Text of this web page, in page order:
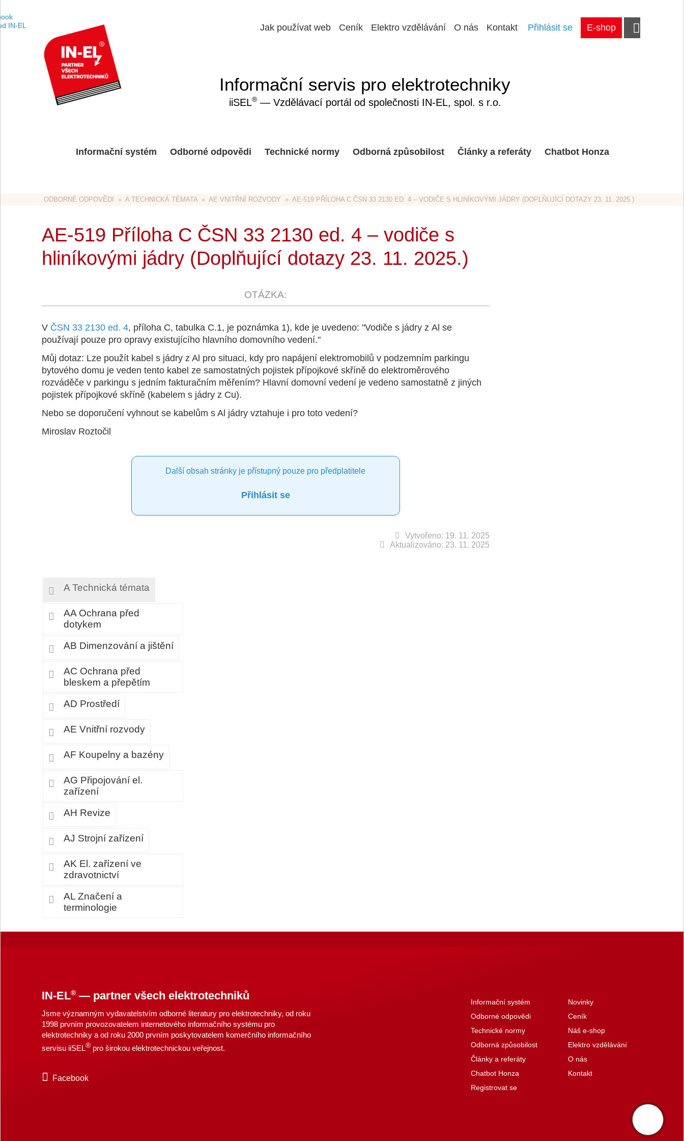
Přihlásit se E-shop
Jak používat web Ceník Elektro vzdělávání O nás Kontakt
Informační servis pro elektrotechniky
iiSEL®— Vzdělávací portál od společnosti IN-EL, spol. s r.o.
Informační systém Odborné odpovědi Technické normy Odborná způsobilost Články a referáty Chatbot Honza
ODBORNÉ ODPOVĚDI
  »
A TECHNICKÁ TÉMATA
  »
AE VNITŘNÍ ROZVODY
  »  AE-519 PŘÍLOHA C ČSN 33 2130 ED. 4 – VODIČE S HLINÍKOVÝMI JÁDRY (DOPLŇUJÍCÍ DOTAZY 23. 11. 2025.)
AE-519 Příloha C ČSN 33 2130 ed. 4 – vodiče s
hliníkovými jádry (Doplňující dotazy 23. 11. 2025.)
V ČSN 33 2130 ed. 4, příloha C, tabulka C.1, je poznámka 1), kde je uvedeno: "Vodiče s jádry z Al se
používají pouze pro opravy existujícího hlavního domovního vedení."
Můj dotaz: Lze použít kabel s jádry z Al pro situaci, kdy pro napájení elektromobilů v podzemním parkingu
bytového domu je veden tento kabel ze samostatných pojistek přípojkové skříně do elektroměrového
rozváděče v parkingu s jedním fakturačním měřením? Hlavní domovní vedení je vedeno samostatně z jiných
pojistek přípojkové skříně (kabelem s jádry z Cu).
Nebo se doporučení vyhnout se kabelům s Al jádry vztahuje i pro toto vedení?
Miroslav Roztočil
Další obsah stránky je přístupný pouze pro předplatitele
Přihlásit se
Vytvořeno: 19. 11. 2025
Aktualizováno: 23. 11. 2025
A Technická témata
AA Ochrana před
dotykem
AB Dimenzování a jištění
AC Ochrana před
bleskem a přepětím
AD Prostředí
AE Vnitřní rozvody
AF Koupelny a bazény
AG Připojování el.
zařízení
AH Revize
AJ Strojní zařízení
AK El. zařízení ve
zdravotnictví
AL Značení a
terminologie
IN-EL®— partner všech elektrotechniků
Jsme významným vydavatelstvím odborné literatury pro elektrotechniky, od roku
1998 prvním provozovatelem internetového informačního systému pro
elektrotechniky a od roku 2000 prvním poskytovatelem komerčního informačního
servisu iiSEL®pro širokou elektrotechnickou veřejnost.
Facebook
Novinky
Ceník
Náš e-shop
Elektro vzdělávání
O nás
Kontakt
Informační systém
Odborné odpovědi
Technické normy
Odborná způsobilost
Články a referáty
Chatbot Honza
Registrovat se